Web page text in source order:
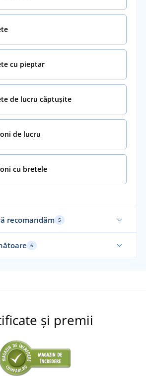
cu pieptar
de lucru căptușite
de lucru
cu bretele
recomandăm 5
6
și premii